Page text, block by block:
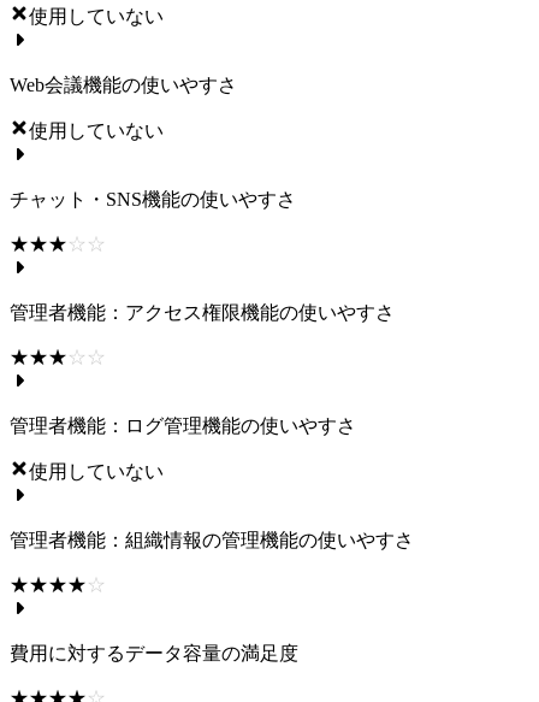
使用していない
Web会議機能の使いやすさ
使用していない
チャット・SNS機能の使いやすさ
☆☆☆☆☆
★★★★★
管理者機能：アクセス権限機能の使いやすさ
☆☆☆☆☆
★★★★★
管理者機能：ログ管理機能の使いやすさ
使用していない
管理者機能：組織情報の管理機能の使いやすさ
☆☆☆☆☆
★★★★★
費用に対するデータ容量の満足度
☆☆☆☆☆
★★★★★